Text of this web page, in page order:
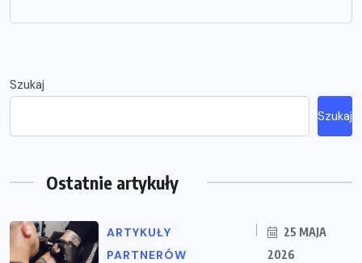
Szukaj
Szukaj
Ostatnie artykuły
ARTYKUŁY
PARTNERÓW
25 MAJA
2026